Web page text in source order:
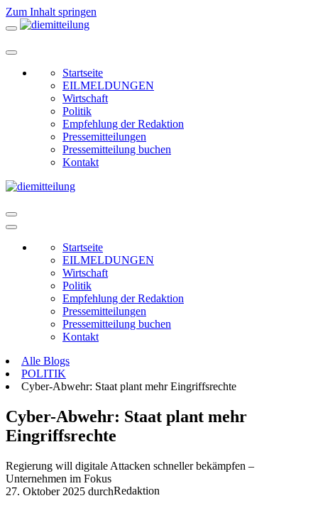
Zum Inhalt springen
Startseite
EILMELDUNGEN
Wirtschaft
Politik
Empfehlung der Redaktion
Pressemitteilungen
Pressemitteilung buchen
Kontakt
Startseite
EILMELDUNGEN
Wirtschaft
Politik
Empfehlung der Redaktion
Pressemitteilungen
Pressemitteilung buchen
Kontakt
Alle Blogs
POLITIK
Cyber-Abwehr: Staat plant mehr Eingriffsrechte
Cyber-Abwehr: Staat plant mehr
Eingriffsrechte
Regierung will digitale Attacken schneller bekämpfen –
Unternehmen im Fokus
27. Oktober 2025 durchRedaktion